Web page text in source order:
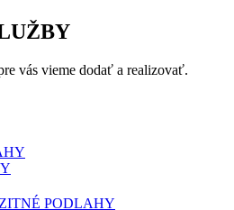
vás vieme dodať a realizovať.